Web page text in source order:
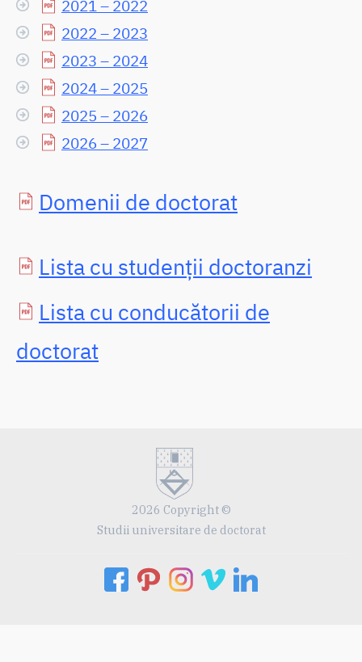
2021 – 2022
2022 – 2023
2023 – 2024
2024 – 2025
2025 – 2026
2026 – 2027
Domenii de doctorat
Lista cu studenții doctoranzi
Lista cu conducătorii de
doctorat
2026 Copyright ©
Studii universitare de doctorat